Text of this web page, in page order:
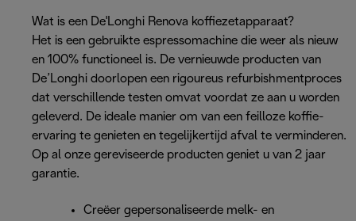
Wat is een De'Longhi Renova koffiezetapparaat?
Het is een gebruikte espressomachine die weer als nieuw
en 100% functioneel is. De vernieuwde producten van
De’Longhi doorlopen een rigoureus refurbishmentproces
dat verschillende testen omvat voordat ze aan u worden
geleverd. De ideale manier om van een feilloze koffie-
ervaring te genieten en tegelijkertijd afval te verminderen.
Op al onze gereviseerde producten geniet u van 2 jaar
garantie.
Creëer gepersonaliseerde melk- en